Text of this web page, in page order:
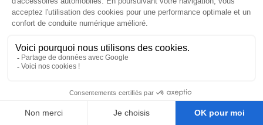
Allumage / Préchauffage BMW
Bobines d'allumage BMW
Bougie de préchauffage BMW
Amortissement BMW
Amortisseur de vibrations BMW